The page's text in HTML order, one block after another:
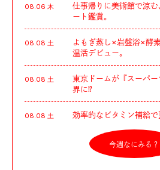
08.06 木
仕事帰りに美術館で涼
ート鑑賞。
08.08 土
よもぎ蒸し×岩盤浴×酵
温活デビュー。
08.08 土
東京ドームが『スーパ
界に⁉︎
08.08 土 効率的なビタミン補給で
今週なにみる？